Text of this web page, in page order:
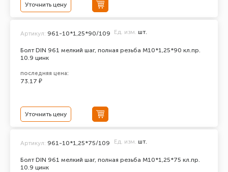
Уточнить цену
Болт DIN 961 мелкий шаг, полная резьба M10*1,25*90 кл.пр.
10.9 цинк
Артикул: 961-10*1,25*90/109 Ед. изм. шт.
последняя цена:
73.17 ₽
Уточнить цену
Болт DIN 961 мелкий шаг, полная резьба M10*1,25*75 кл.пр.
10.9 цинк
Артикул: 961-10*1,25*75/109 Ед. изм. шт.